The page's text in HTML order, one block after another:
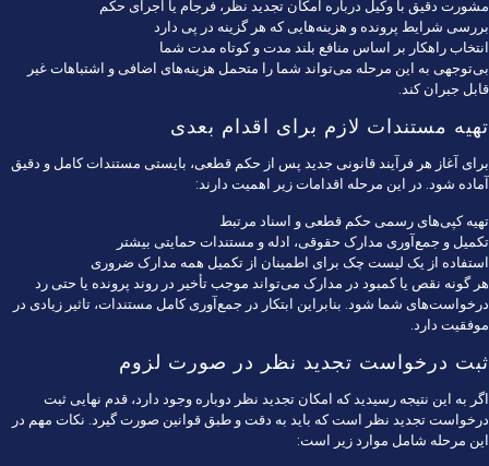
مشورت دقیق با وکیل درباره امکان تجدید نظر، فرجام یا اجرای حکم
بررسی شرایط پرونده و هزینه‌هایی که هر گزینه در پی دارد
انتخاب راهکار بر اساس منافع بلند مدت و کوتاه مدت شما
بی‌توجهی به این مرحله می‌تواند شما را متحمل هزینه‌های اضافی و اشتباهات غیر
قابل جبران کند.
تهیه مستندات لازم برای اقدام بعدی
برای آغاز هر فرآیند قانونی جدید پس از حکم قطعی، بایستی مستندات کامل و دقیق
آماده شود. در این مرحله اقدامات زیر اهمیت دارند:
تهیه کپی‌های رسمی حکم قطعی و اسناد مرتبط
تکمیل و جمع‌آوری مدارک حقوقی، ادله و مستندات حمایتی بیشتر
استفاده از یک لیست چک برای اطمینان از تکمیل همه مدارک ضروری
هر گونه نقص یا کمبود در مدارک می‌تواند موجب تأخیر در روند پرونده یا حتی رد
درخواست‌های شما شود. بنابراین ابتکار در جمع‌آوری کامل مستندات، تاثیر زیادی در
موفقیت دارد.
ثبت درخواست تجدید نظر در صورت لزوم
اگر به این نتیجه رسیدید که امکان تجدید نظر دوباره وجود دارد، قدم نهایی ثبت
درخواست تجدید نظر است که باید به دقت و طبق قوانین صورت گیرد. نکات مهم در
این مرحله شامل موارد زیر است: